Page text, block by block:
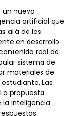
un nuevo
artificial que
allá de los
en desarrollo
real de
sistema de
materiales de
Las
propuesta
la inteligencia